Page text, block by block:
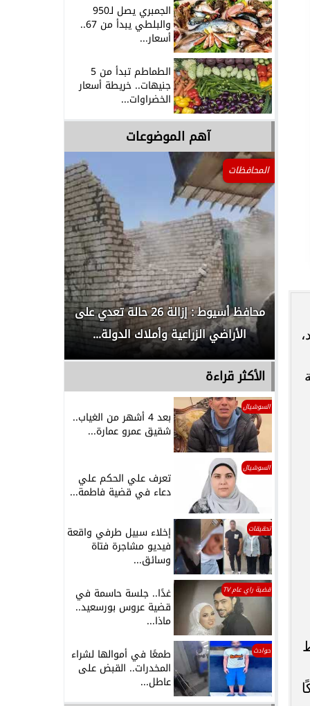
الجمبري يصل لـ950
والبلطي يبدأ من 67..
أسعار...
الطماطم تبدأ من 5
جنيهات.. خريطة أسعار
الخضراوات...
آهم الموضوعات
المحافظات
محافظ أسيوط : إزالة 26 حالة تعدي على
الأراضي الزراعية وأملاك الدولة...
الأكثر قراءة
السوشيال
بعد 4 أشهر من الغياب..
شقيق عمرو عمارة...
السوشيال
تعرف علي الحكم علي
دعاء في قضية فاطمة...
تحقيقات إخلاء سبيل طرفي واقعة
فيديو مشاجرة فتاة
وسائق...
قضية راي عام TV غدًا.. جلسة حاسمة في
قضية عروس بورسعيد..
ماذا...
حوادث طمعًا في أموالها لشراء
المخدرات.. القبض على
عاطل...